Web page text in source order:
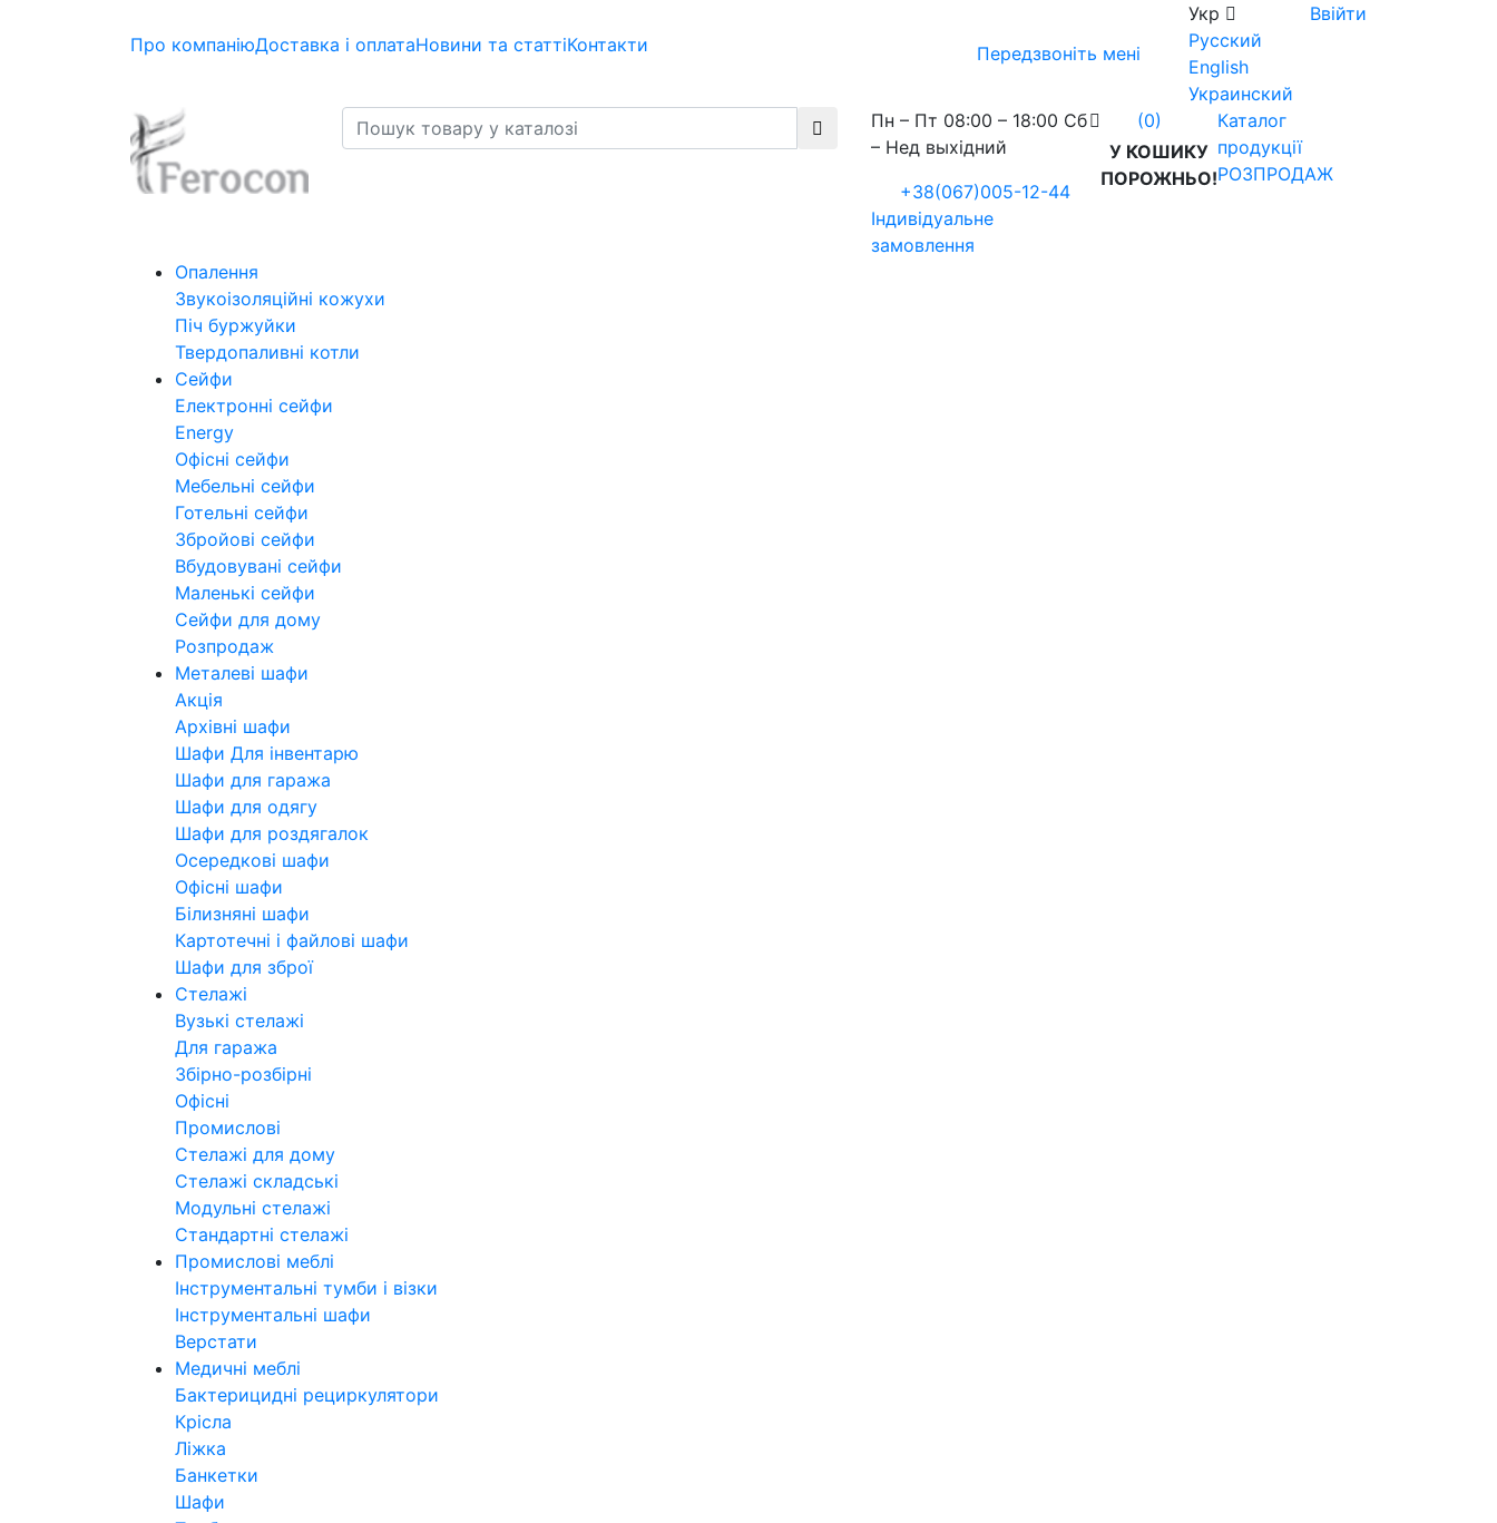
Про компаніюДоставка і оплатаНовини та статтіКонтакти Передзвоніть мені
Укр
Русский
English
Украинский
Ввійти
Пн – Пт 08:00 – 18:00 Сб
– Нед выхідний
+38(067)005-12-44
Індивідуальне
замовлення
(0)
У КОШИКУ
ПОРОЖНЬО!
Каталог
продукції
РОЗПРОДАЖ
Опалення
Звукоізоляційні кожухи
Піч буржуйки
Твердопаливні котли
Сейфи
Електронні сейфи
Energy
Офісні сейфи
Мебельні сейфи
Готельні сейфи
Збройові сейфи
Вбудовувані сейфи
Маленькі сейфи
Сейфи для дому
Розпродаж
Металеві шафи
Акція
Архівні шафи
Шафи Для інвентарю
Шафи для гаража
Шафи для одягу
Шафи для роздягалок
Осередкові шафи
Офісні шафи
Білизняні шафи
Картотечні і файлові шафи
Шафи для зброї
Стелажі
Вузькі стелажі
Для гаража
Збірно-розбірні
Офісні
Промислові
Стелажі для дому
Стелажі складські
Модульні стелажі
Стандартні стелажі
Промислові меблі
Інструментальні тумби і візки
Інструментальні шафи
Верстати
Медичні меблі
Бактерицидні рециркулятори
Крісла
Ліжка
Банкетки
Шафи